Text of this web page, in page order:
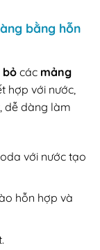
bằng hỗn
bỏ các mảng
hợp với nước,
dễ dàng làm
với nước tạo
hỗn hợp và